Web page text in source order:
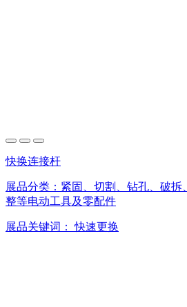
快换连接杆
展品分类： 紧固、切割、钻孔、破
整等电动工具及零配件
展品关键词：快速更换